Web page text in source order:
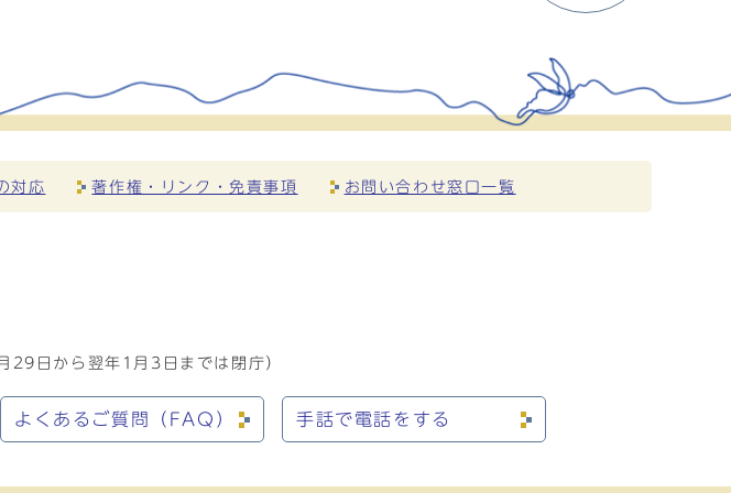
対応 著作権・リンク・免責事項 お問い合わせ窓口一覧
29日から翌年1月3日までは閉庁）
よくあるご質問（FAQ） 手話で電話をする